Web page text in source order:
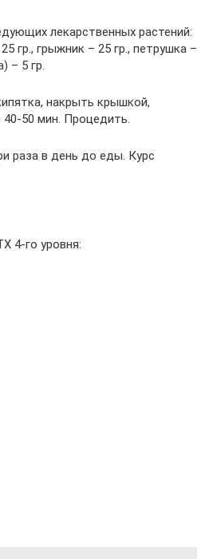
лекарственных растений:
гр., грыжник – 25 гр., петрушка –
– 5 гр.
накрыть крышкой,
40-50 мин. Процедить.
раза в день до еды. Курс
4-го уровня: